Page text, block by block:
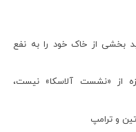
بخشی از خاک خود را به نفع
از «نشست آلاسکا» نیست،
و ترامپ